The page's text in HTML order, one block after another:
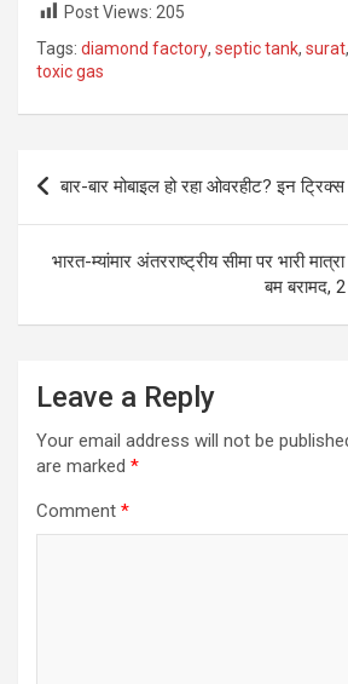
Post Views: 205
Tags: diamond factory, septic tank, surat,
toxic gas
Post
navigation
बार-बार मोबाइल हो रहा ओवरहीट? इन
भारत-म्यांमार अंतरराष्ट्रीय सीमा पर भारी
बम बरामद, 2
Leave a Reply
Your email address will not be
are marked *
Comment *